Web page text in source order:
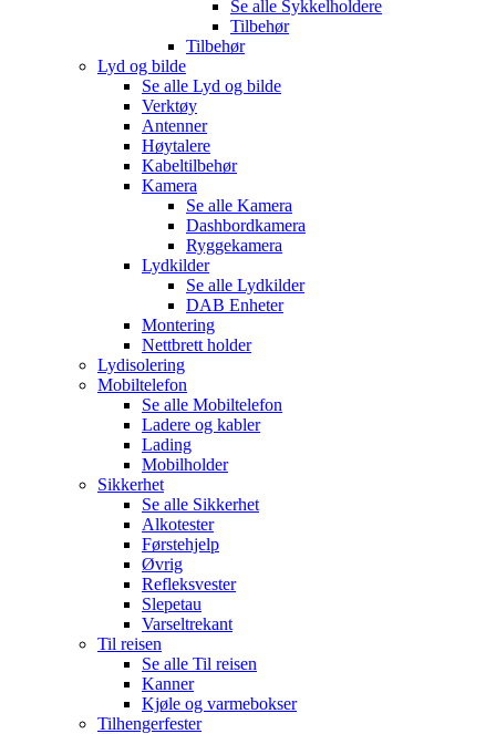
Se alle Sykkelholdere
Tilbehør
Tilbehør
Lyd og bilde
Se alle Lyd og bilde
Verktøy
Antenner
Høytalere
Kabeltilbehør
Kamera
Se alle Kamera
Dashbordkamera
Ryggekamera
Lydkilder
Se alle Lydkilder
DAB Enheter
Montering
Nettbrett holder
Lydisolering
Mobiltelefon
Se alle Mobiltelefon
Ladere og kabler
Lading
Mobilholder
Sikkerhet
Se alle Sikkerhet
Alkotester
Førstehjelp
Øvrig
Refleksvester
Slepetau
Varseltrekant
Til reisen
Se alle Til reisen
Kanner
Kjøle og varmebokser
Tilhengerfester